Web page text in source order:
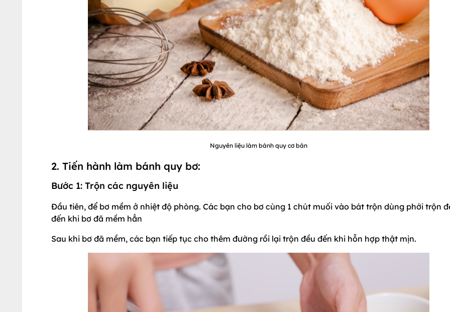
Nguyên liệu làm bánh quy cơ bản
2. Tiến hành làm bánh quy bơ:
Bước 1: Trộn các nguyên liệu
Đầu tiên, để bơ mềm ở nhiệt độ phòng. Các bạn cho bơ cùng 1 chút muối vào bát trộn dùng phới trộn
đến khi bơ đã mềm hẳn
Sau khi bơ đã mềm, các bạn tiếp tục cho thêm đường rồi lại trộn đều đến khi hỗn hợp thật mịn.